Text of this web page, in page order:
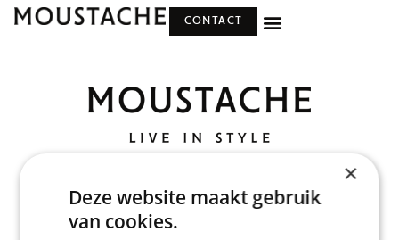
CONTACT
MOUSTACHE
×
Deze website maakt gebruik
van cookies.